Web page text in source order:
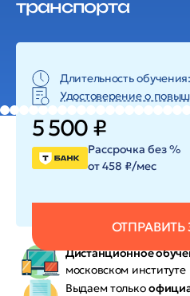
транспорта
Длительность
Удостоверение о
5 500 ₽
ОТПРАВИТЬ
Рассрочка без %
от 458 ₽/мес
Дистанционное
московском институте
Выдаем только